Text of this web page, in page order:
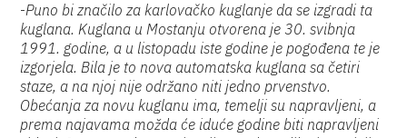
-Puno bi značilo za karlovačko kuglanje da se izgradi ta
kuglana. Kuglana u Mostanju otvorena je 30. svibnja
1991. godine, a u listopadu iste godine je pogođena te je
izgorjela. Bila je to nova automatska kuglana sa četiri
staze, a na njoj nije održano niti jedno prvenstvo.
Obećanja za novu kuglanu ima, temelji su napravljeni, a
prema najavama možda će iduće godine biti napravljeni